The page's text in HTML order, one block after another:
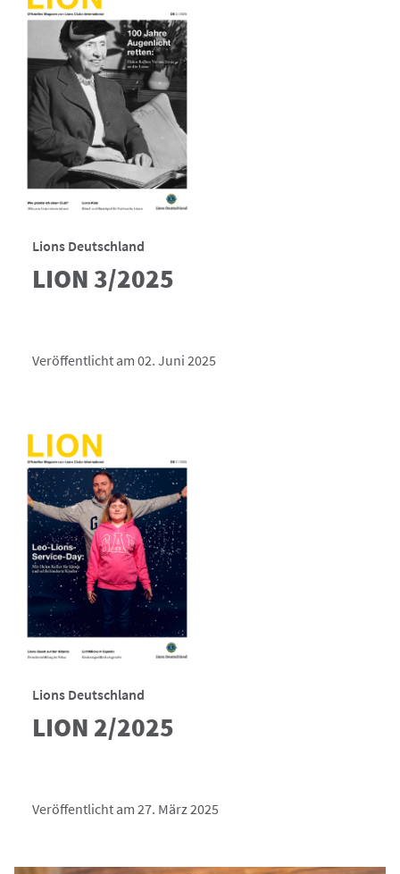
Lions Deutschland
LION 3/2025
Veröffentlicht am 02. Juni 2025
Lions Deutschland
LION 2/2025
Veröffentlicht am 27. März 2025